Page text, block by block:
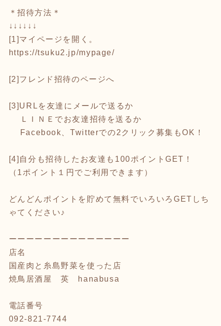
＊招待方法＊
↓↓↓↓↓↓
[1]マイページを開く。
https://tsuku2.jp/mypage/
[2]フレンド招待のページへ
[3]URLを友達にメールで送るか
ＬＩＮＥでお友達招待を送るか
Facebook、Twitterでの2クリック募集もOK！
[4]自分も招待したお友達も100ポイントGET！
（1ポイント１円でご利用できます）
どんどんポイントを貯めて無料でいろいろGETしち
ゃてください♪
ーーーーーーーーーーーーーー
店名
国産肉と糸島野菜を使った店
焼鳥居酒屋 英 hanabusa
電話番号
092-821-7744